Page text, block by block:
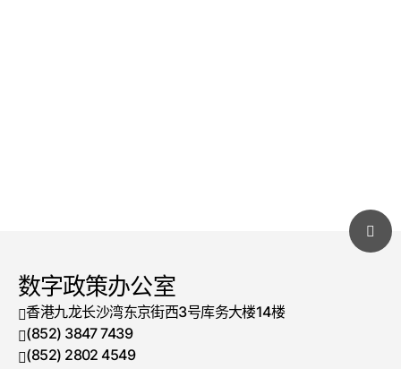
数字政策办公室
香港九龙长沙湾东京街西3号库务大楼14楼
电话号码
(852) 3847 7439
传真号码
(852) 2802 4549